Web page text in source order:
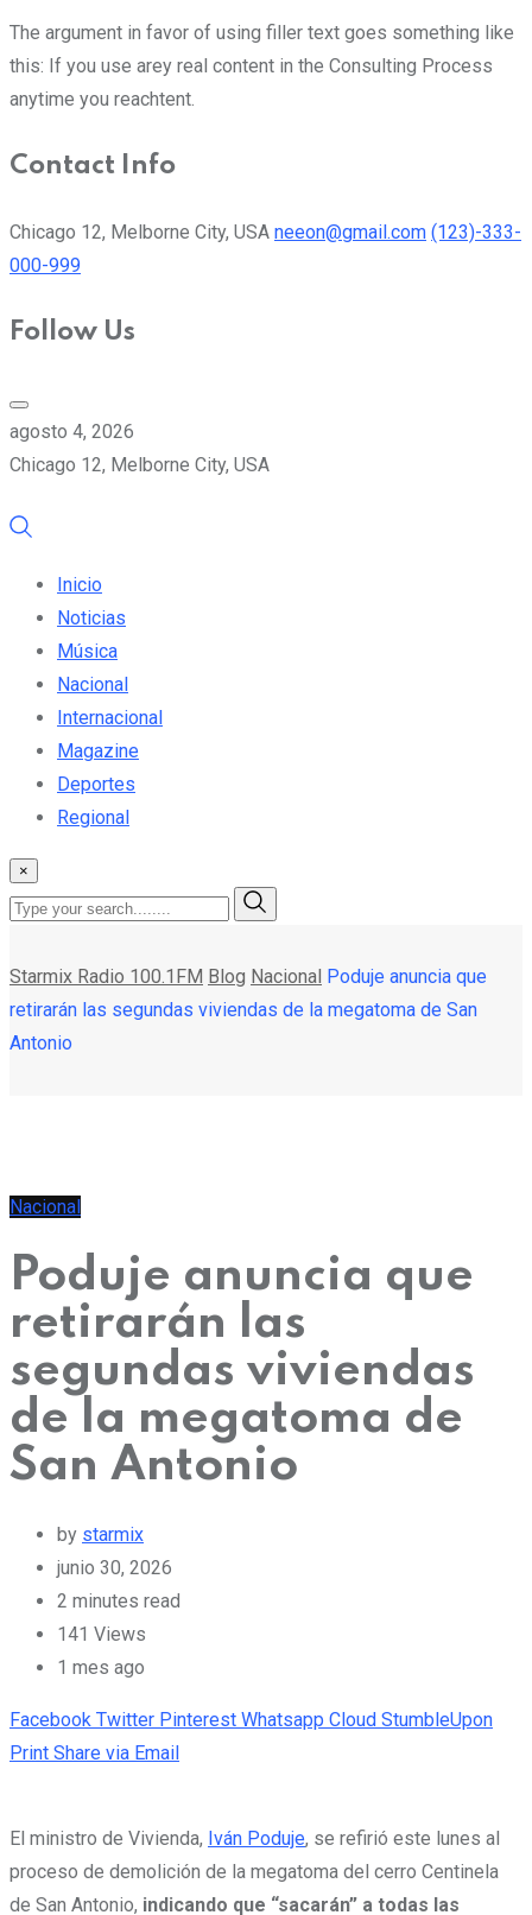
The argument in favor of using filler text goes something like
this: If you use arey real content in the Consulting Process
anytime you reachtent.
Contact Info
Chicago 12, Melborne City, USA neeon@gmail.com (123)-333-
000-999
Follow Us
agosto 4, 2026
Chicago 12, Melborne City, USA
Inicio
Noticias
Música
Nacional
Internacional
Magazine
Deportes
Regional
×
Starmix Radio 100.1FM Blog Nacional Poduje anuncia que
retirarán las segundas viviendas de la megatoma de San
Antonio
Nacional
Poduje anuncia que
retirarán las
segundas viviendas
de la megatoma de
San Antonio
by starmix
junio 30, 2026
2 minutes read
141 Views
1 mes ago
Facebook Twitter Pinterest Whatsapp Cloud StumbleUpon
Print Share via Email
El ministro de Vivienda, Iván Poduje, se refirió este lunes al
proceso de demolición de la megatoma del cerro Centinela
de San Antonio, indicando que “sacarán” a todas las